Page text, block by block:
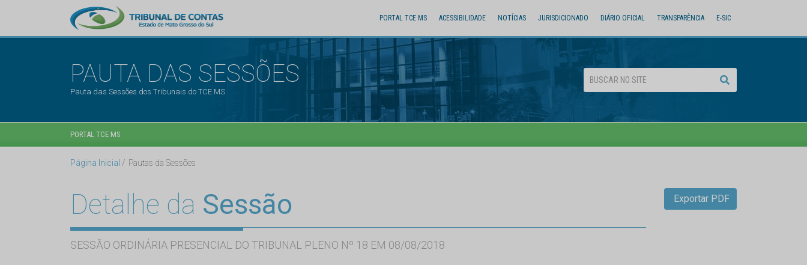
PORTAL TCE MS ACESSIBILIDADE NOTÍCIAS JURISDICIONADO DIÁRIO OFICIAL TRANSPARÊNCIA E-SIC
PAUTA DAS SESSÕES
Pauta das Sessões dos Tribunais do TCE MS
PORTAL TCE MS
Página Inicial Pautas da Sessões
Detalhe da Sessão
SESSÃO ORDINÁRIA PRESENCIAL DO TRIBUNAL PLENO Nº 18 EM 08/08/2018
Exportar PDF